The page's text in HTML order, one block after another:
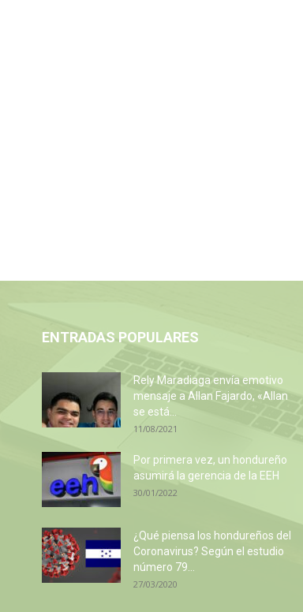
ENTRADAS POPULARES
Rely Maradiaga envía emotivo
mensaje a Allan Fajardo, «Allan
se está...
11/08/2021
Por primera vez, un hondureño
asumirá la gerencia de la EEH
30/01/2022
¿Qué piensa los hondureños del
Coronavirus? Según el estudio
número 79...
27/03/2020